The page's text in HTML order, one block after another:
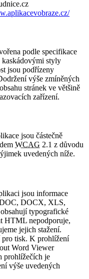
podle specifikace
kaskádovými styly
jsou podřízeny
výše zmíněných
stránek ve většině
zařízení.
jsou částečně
WCAG 2.1 z důvodu
uvedených níže.
jsou informace
DOC, DOCX, XLS,
typografické
HTML nepodporuje,
jejich stažení.
pro tisk. K prohlížení
Word Viewer
prohlížečích je
výše uvedených